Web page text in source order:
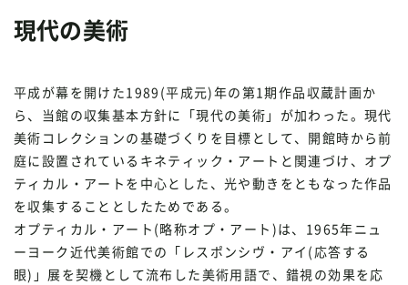
現代の美術
平成が幕を開けた1989(平成元)年の第1期作品収蔵計画か
ら、当館の収集基本方針に「現代の美術」が加わった。現代
美術コレクションの基礎づくりを目標として、開館時から前
庭に設置されているキネティック・アートと関連づけ、オプ
ティカル・アートを中心とした、光や動きをともなった作品
を収集することとしたためである。
オプティカル・アート(略称オプ・アート)は、1965年ニュ
ーヨーク近代美術館での「レスポンシヴ・アイ(応答する
眼)」展を契機として流布した美術用語で、錯視の効果を応